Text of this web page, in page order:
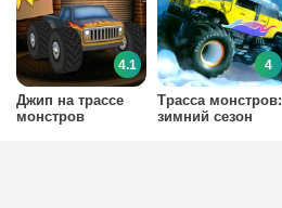
Джип на трассе
монстров
4.1
Трасса монстров:
зимний сезон
4